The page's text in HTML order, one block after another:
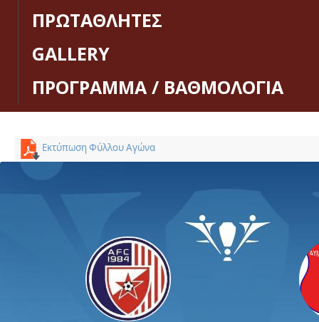
ΠΡΩΤΑΘΛΗΤΕΣ
GALLERY
ΠΡΟΓΡΑΜΜΑ / ΒΑΘΜΟΛΟΓΙΑ
Εκτύπωση Φύλλου Αγώνα